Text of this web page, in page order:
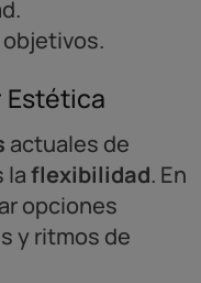
Estética
actuales de
laflexibilidad. En
opciones
y ritmos de